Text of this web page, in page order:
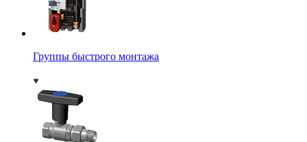
Группы быстрого монтажа